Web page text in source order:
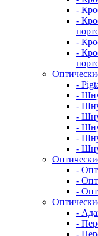
-
-
-
-
-
-
-
-
-
-
-
-
-
-
-
-
-